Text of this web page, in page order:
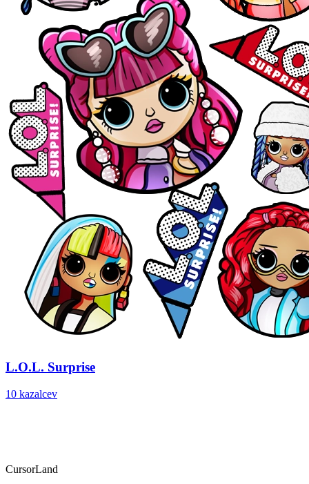
L.O.L. Surprise
10 kazalcev
CursorLand